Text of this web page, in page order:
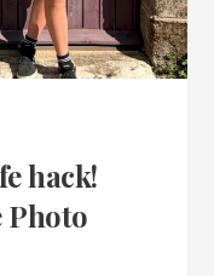
hack!
Photo